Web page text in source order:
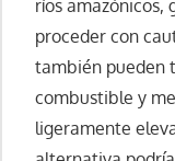
ríos amazónicos,
proceder con
también pueden
combustible y
ligeramente